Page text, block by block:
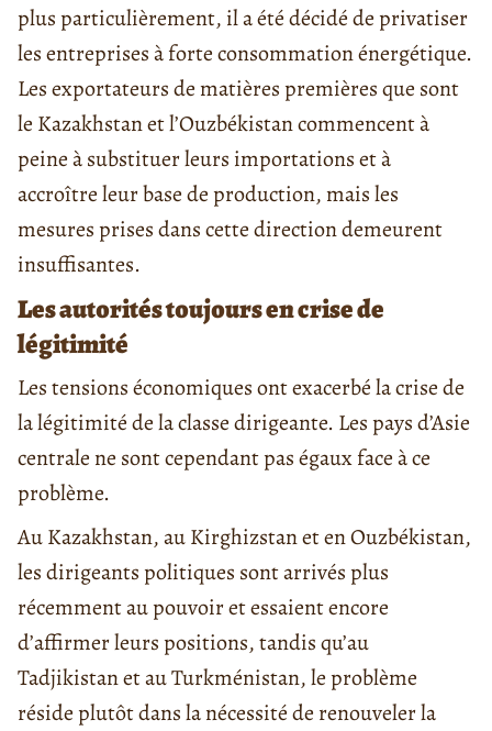
plus particulièrement, il a été décidé de privatiser
les entreprises à forte consommation énergétique.
Les exportateurs de matières premières que sont
le Kazakhstan et l’Ouzbékistan commencent à
peine à substituer leurs importations et à
accroître leur base de production, mais les
mesures prises dans cette direction demeurent
insuffisantes.
Les autorités toujours en crise de
légitimité
Les tensions économiques ont exacerbé la crise de
la légitimité de la classe dirigeante. Les pays d’Asie
centrale ne sont cependant pas égaux face à ce
problème.
Au Kazakhstan, au Kirghizstan et en Ouzbékistan,
les dirigeants politiques sont arrivés plus
récemment au pouvoir et essaient encore
d’affirmer leurs positions, tandis qu’au
Tadjikistan et au Turkménistan, le problème
réside plutôt dans la nécessité de renouveler la